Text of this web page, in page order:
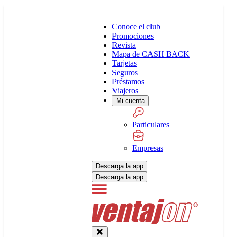
Conoce el club
Promociones
Revista
Mapa de CASH BACK
Tarjetas
Seguros
Préstamos
Viajeros
Mi cuenta
Particulares
Empresas
Descarga la app
Descarga la app